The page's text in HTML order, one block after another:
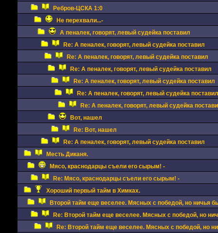
Ребров-ЦСКА 1:0
Не перехвали...-
А пеналек, говорят, левый судейка поставил
Re: А пеналек, говорят, левый судейка поставил
Re: А пеналек, говорят, левый судейка поставил
Re: А пеналек, говорят, левый судейка поставил
Re: А пеналек, говорят, левый судейка поставил
Re: А пеналек, говорят, левый судейка поставил
Re: А пеналек, говорят, левый судейка
Вот, нашел
Re: Вот, нашел
Re: А пеналек, говорят, левый судейка поставил
Месть Диканя.
Мясо, краснодарцы съели его сырым! -
Re: Мясо, краснодарцы съели его сырым! -
Хороший первый тайм в Химках.
Второй тайм еще веселее. Мясных с победой, но ничья
Re: Второй тайм еще веселее. Мясных с победой, но
Re: Второй тайм еще веселее. Мясных с победой, но